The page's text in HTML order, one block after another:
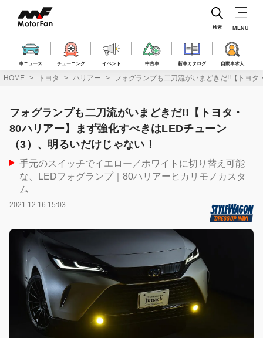
ス
車ニュース チューニング イベント 中古車 新車カタログ 自動車求人
検索 MENU
HOME トヨタ ハリアー フォグランプも二刀流がいまどきだ!!【トヨ
フォグランプも二刀流がいまどきだ!!【トヨタ・
80ハリアー】まず強化すべきはLEDチューン
（3）、明るいだけじゃない！
手元のスイッチでイエロー／ホワイトに切り替え可能
な、LEDフォグランプ｜80ハリアーヒカリモノカスタ
ム
2021.12.16 15:03